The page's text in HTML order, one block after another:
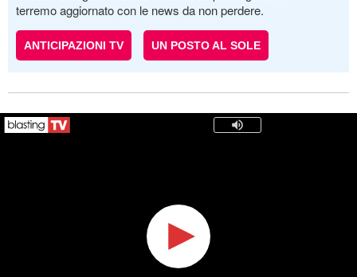
terremo aggiornato con le news da non perdere.
ANTICIPAZIONI TV UN POSTO AL SOLE